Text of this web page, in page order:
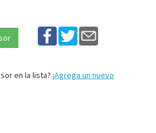
en la lista? ¡Agrega un nuevo